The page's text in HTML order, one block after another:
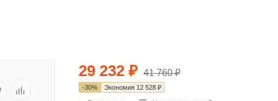
29 232 ₽ 41 760₽
-30% Экономия 12 528 ₽